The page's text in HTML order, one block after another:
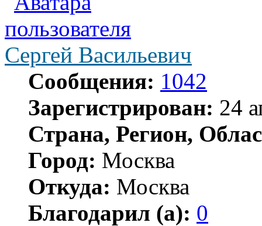
Сергей Васильевич
Сообщения: 1042
Зарегистрирован: 24
Страна, Регион,
Город: Москва
Откуда: Москва
Благодарил (а): 0